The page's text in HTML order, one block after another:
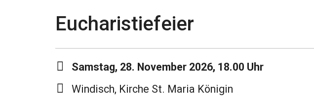
Eucharistiefeier
Samstag, 28. November 2026, 18.00 Uhr
Windisch, Kirche St. Maria Königin